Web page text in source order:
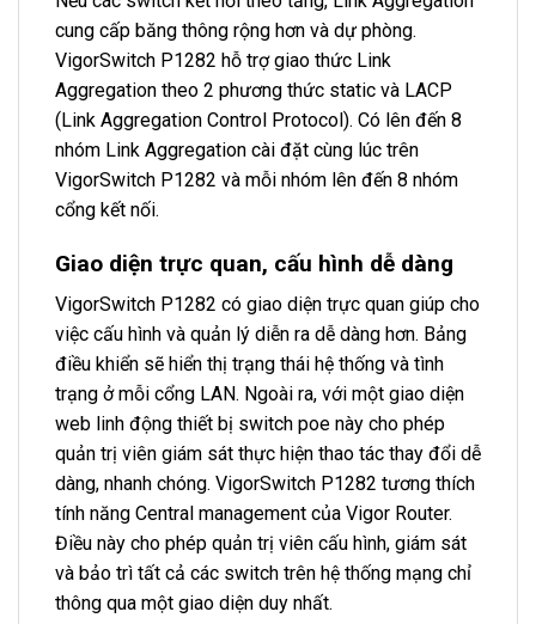
cung cấp băng thông rộng hơn và dự phòng.
VigorSwitch P1282 hỗ trợ giao thức Link
Aggregation theo 2 phương thức static và LACP
(Link Aggregation Control Protocol). Có lên đến 8
nhóm Link Aggregation cài đặt cùng lúc trên
VigorSwitch P1282 và mỗi nhóm lên đến 8 nhóm
cổng kết nối.
Giao diện trực quan, cấu hình dễ dàng
VigorSwitch P1282 có giao diện trực quan giúp cho
việc cấu hình và quản lý diễn ra dễ dàng hơn. Bảng
điều khiển sẽ hiển thị trạng thái hệ thống và tình
trạng ở mỗi cổng LAN. Ngoài ra, với một giao diện
web linh động thiết bị switch poe này cho phép
quản trị viên giám sát thực hiện thao tác thay đổi dễ
dàng, nhanh chóng. VigorSwitch P1282 tương thích
tính năng Central management của Vigor Router.
Điều này cho phép quản trị viên cấu hình, giám sát
và bảo trì tất cả các switch trên hệ thống mạng chỉ
thông qua một giao diện duy nhất.